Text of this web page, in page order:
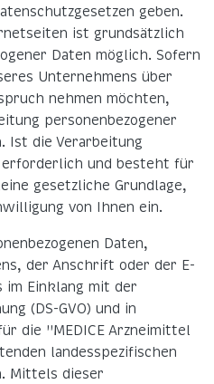
geben.
ist grundsätzlich
Daten möglich. Sofern
Unternehmens über
nehmen möchten,
personenbezogener
Ist die Verarbeitung
erforderlich und besteht für
gesetzliche Grundlage,
von Ihnen ein.
Daten,
der Anschrift oder der E-
Einklang mit der
(DS-GVO) und in
die "MEDICE Arzneimittel
landesspezifischen
Mittels dieser